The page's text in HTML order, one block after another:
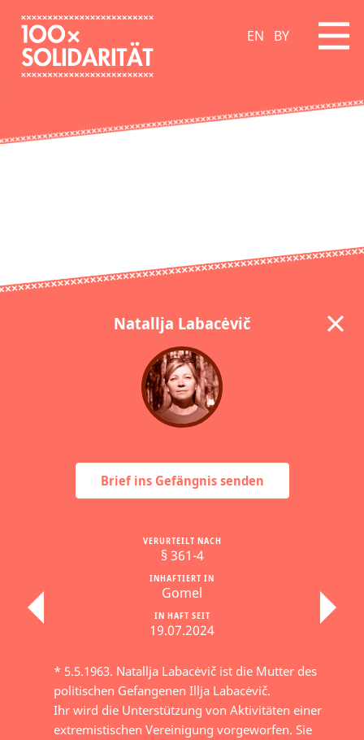
EN BY
Natallja Labacėvič
Brief ins Gefängnis senden
IN HAFT SEIT
19.07.2024
INHAFTIERT IN
Gomel
VERURTEILT NACH
§ 361-4
* 5.5.1963. Natallja Labacėvič ist die Mutter des
politischen Gefangenen Illja Labacėvič.
Ihr wird die Unterstützung von Aktivitäten einer
extremistischen Vereinigung vorgeworfen. Sie